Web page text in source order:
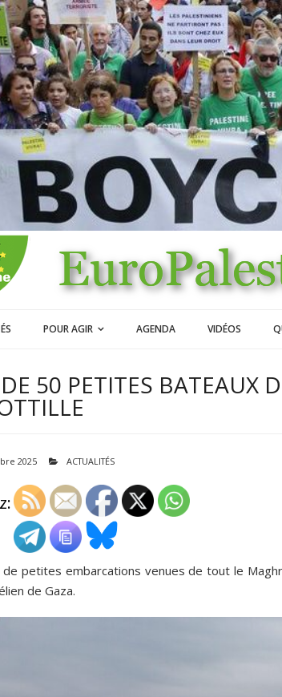
POUR AGIR AGENDA VIDÉOS
50 PETITES BATEAUX
2025 ACTUALITÉS
de petites embarcations venues de tout le
de Gaza.